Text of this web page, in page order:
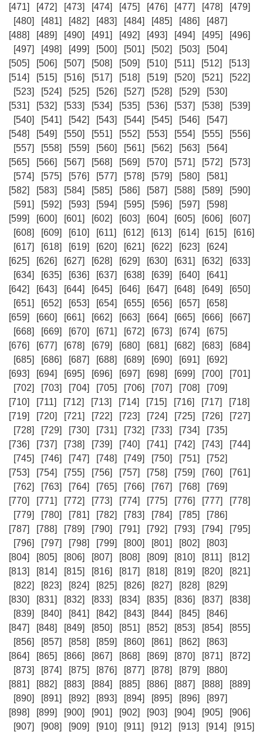
[471]
[472] [473] [474] [475] [476] [477] [478]
[479]
[480]
[481] [482] [483] [484] [485] [486]
[487]
[488]
[489] [490] [491] [492] [493] [494] [495]
[496]
[497]
[498] [499] [500] [501] [502] [503]
[504]
[505]
[506] [507] [508] [509] [510] [511] [512]
[513]
[514]
[515] [516] [517] [518] [519] [520] [521]
[522]
[523]
[524] [525] [526] [527] [528] [529]
[530]
[531]
[532] [533] [534] [535] [536] [537] [538]
[539]
[540]
[541] [542] [543] [544] [545] [546]
[547]
[548]
[549] [550] [551] [552] [553] [554] [555]
[556]
[557]
[558] [559] [560] [561] [562] [563]
[564]
[565]
[566] [567] [568] [569] [570] [571] [572]
[573]
[574]
[575] [576] [577] [578] [579] [580]
[581]
[582]
[583] [584] [585] [586] [587] [588] [589]
[590]
[591]
[592] [593] [594] [595] [596] [597]
[598]
[599]
[600] [601] [602] [603] [604] [605] [606]
[607]
[608]
[609] [610] [611] [612] [613] [614] [615]
[616]
[617]
[618] [619] [620] [621] [622] [623]
[624]
[625]
[626] [627] [628] [629] [630] [631] [632]
[633]
[634]
[635] [636] [637] [638] [639] [640]
[641]
[642]
[643] [644] [645] [646] [647] [648] [649]
[650]
[651]
[652] [653] [654] [655] [656] [657]
[658]
[659]
[660] [661] [662] [663] [664] [665] [666]
[667]
[668]
[669] [670] [671] [672] [673] [674]
[675]
[676]
[677] [678] [679] [680] [681] [682] [683]
[684]
[685]
[686] [687] [688] [689] [690] [691]
[692]
[693]
[694] [695] [696] [697] [698] [699] [700]
[701]
[702]
[703] [704] [705] [706] [707] [708]
[709]
[710]
[711] [712] [713] [714] [715] [716] [717]
[718]
[719]
[720] [721] [722] [723] [724] [725] [726]
[727]
[728]
[729] [730] [731] [732] [733] [734]
[735]
[736]
[737] [738] [739] [740] [741] [742] [743]
[744]
[745]
[746] [747] [748] [749] [750] [751]
[752]
[753]
[754] [755] [756] [757] [758] [759] [760]
[761]
[762]
[763] [764] [765] [766] [767] [768]
[769]
[770]
[771] [772] [773] [774] [775] [776] [777]
[778]
[779]
[780] [781] [782] [783] [784] [785]
[786]
[787]
[788] [789] [790] [791] [792] [793] [794]
[795]
[796]
[797] [798] [799] [800] [801] [802]
[803]
[804]
[805] [806] [807] [808] [809] [810] [811]
[812]
[813]
[814] [815] [816] [817] [818] [819] [820]
[821]
[822]
[823] [824] [825] [826] [827] [828]
[829]
[830]
[831] [832] [833] [834] [835] [836] [837]
[838]
[839]
[840] [841] [842] [843] [844] [845]
[846]
[847]
[848] [849] [850] [851] [852] [853] [854]
[855]
[856]
[857] [858] [859] [860] [861] [862]
[863]
[864]
[865] [866] [867] [868] [869] [870] [871]
[872]
[873]
[874] [875] [876] [877] [878] [879]
[880]
[881]
[882] [883] [884] [885] [886] [887] [888]
[889]
[890]
[891] [892] [893] [894] [895] [896]
[897]
[898]
[899] [900] [901] [902] [903] [904] [905]
[906]
[907]
[908] [909] [910] [911] [912] [913] [914] [915]